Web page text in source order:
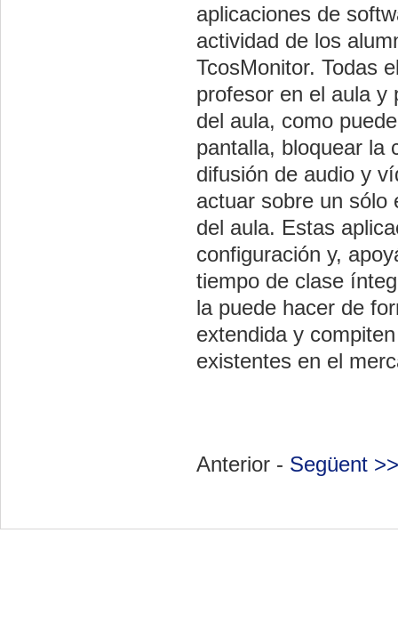
aplicaciones de
actividad de los
TcosMonitor. Todas
profesor en el aula y
del aula, como
pantalla, bloquear la
difusión de audio y
actuar sobre un sólo
del aula. Estas
configuración y,
tiempo de clase
la puede hacer de
extendida y
existentes en el
Anterior - Següent >>